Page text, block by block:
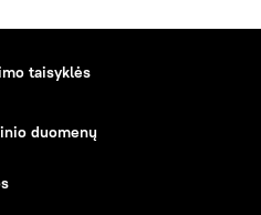
taisyklės
duomenų